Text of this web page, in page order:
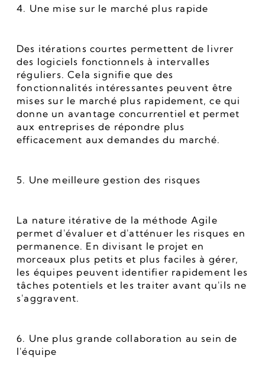
4. Une mise sur le marché plus rapide
Des itérations courtes permettent de livrer
des logiciels fonctionnels à intervalles
réguliers. Cela signifie que des
fonctionnalités intéressantes peuvent être
mises sur le marché plus rapidement, ce qui
donne un avantage concurrentiel et permet
aux entreprises de répondre plus
efficacement aux demandes du marché.
5. Une meilleure gestion des risques
La nature itérative de la méthode Agile
permet d'évaluer et d'atténuer les risques en
permanence. En divisant le projet en
morceaux plus petits et plus faciles à gérer,
les équipes peuvent identifier rapidement les
tâches potentiels et les traiter avant qu'ils ne
s'aggravent.
6. Une plus grande collaboration au sein de
l'équipe